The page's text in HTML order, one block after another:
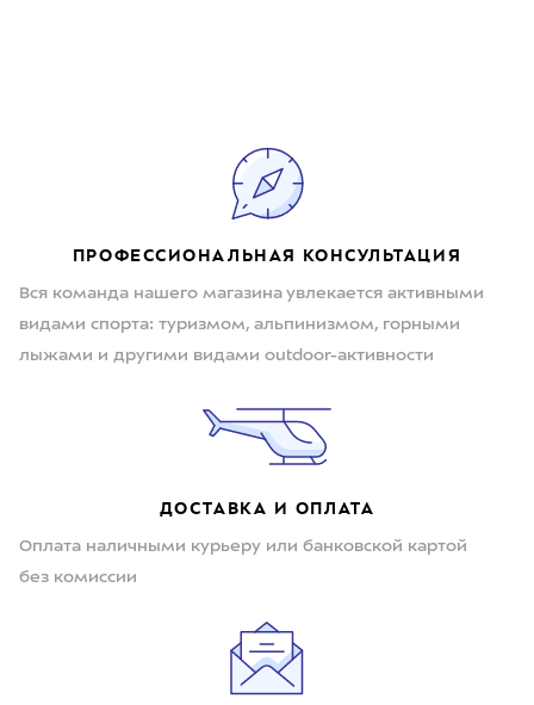
ПРОФЕССИОНАЛЬНАЯ КОНСУЛЬТАЦИЯ
Вся команда нашего магазина увлекается активными
видами спорта: туризмом, альпинизмом, горными
лыжами и другими видами outdoor-активности
ДОСТАВКА И ОПЛАТА
Оплата наличными курьеру или банковской картой
без комиссии